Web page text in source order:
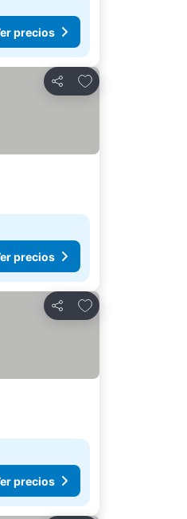
precios
Compartir
Agregar a favoritos
precios
Compartir
Agregar a favoritos
precios